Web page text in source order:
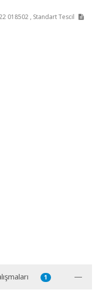
018502 , Standart Tescil
1